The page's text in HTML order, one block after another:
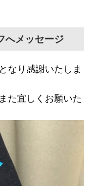
へメッセージ
なり感謝いたしま
た宜しくお願いた